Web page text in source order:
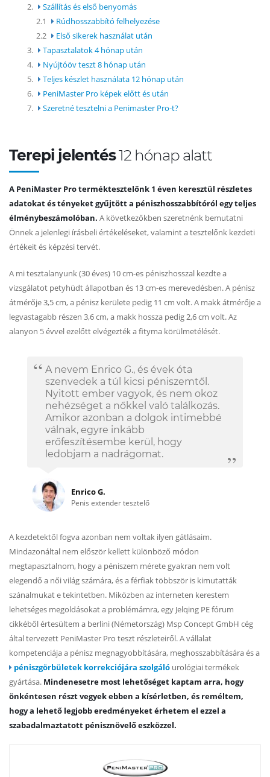
2.
Szállítás és első benyomás
2.1
Rúdhosszabbító felhelyezése
2.2
Első sikerek használat után
3.
Tapasztalatok 4 hónap után
4.
Nyújtóöv teszt 8 hónap után
5.
Teljes készlet használata 12 hónap után
6.
PeniMaster Pro képek előtt és után
7.
Szeretné tesztelni a Penimaster Pro-t?
Terepi jelentés12 hónap alatt
A PeniMaster Pro terméktesztelőnk 1 éven keresztül részletes
adatokat és tényeket gyűjtött a péniszhosszabbítóról egy teljes
élménybeszámolóban. A következőkben szeretnénk bemutatni
Önnek a jelenlegi írásbeli értékeléseket, valamint a tesztelőnk kezdeti
értékeit és képzési tervét.
A mi tesztalanyunk (30 éves) 10 cm-es péniszhosszal kezdte a
vizsgálatot petyhüdt állapotban és 13 cm-es merevedésben. A pénisz
átmérője 3,5 cm, a pénisz kerülete pedig 11 cm volt. A makk átmérője a
legvastagabb részen 3,6 cm, a makk hossza pedig 2,6 cm volt. Az
alanyon 5 évvel ezelőtt elvégezték a fityma körülmetélését.
A nevem Enrico G., és évek óta
szenvedek a túl kicsi péniszemtől.
Nyitott ember vagyok, és nem okoz
nehézséget a nőkkel való találkozás.
Amikor azonban a dolgok intimebbé
válnak, egyre inkább
erőfeszítésembe kerül, hogy
ledobjam a nadrágomat.
Enrico G.
Penis extender tesztelő
A kezdetektől fogva azonban nem voltak ilyen gátlásaim.
Mindazonáltal nem először kellett különböző módon
megtapasztalnom, hogy a péniszem mérete gyakran nem volt
elegendő a női világ számára, és a férfiak többször is kimutatták
szánalmukat e tekintetben. Miközben az interneten kerestem
lehetséges megoldásokat a problémámra, egy Jelqing PE fórum
cikkéből értesültem a berlini (Németország) Msp Concept GmbH cég
által tervezett PeniMaster Pro teszt részleteiről. A vállalat
kompetenciája a pénisz megnagyobbítására, meghosszabbítására és a
péniszgörbületek korrekciójára szolgáló urológiai termékek
gyártása. Mindenesetre most lehetőséget kaptam arra, hogy
önkéntesen részt vegyek ebben a kísérletben, és reméltem,
hogy a lehető legjobb eredményeket érhetem el ezzel a
szabadalmaztatott pénisznövelő eszközzel.